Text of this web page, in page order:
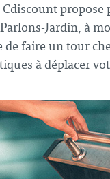
Jardin, à
de faire un tour
à déplacer